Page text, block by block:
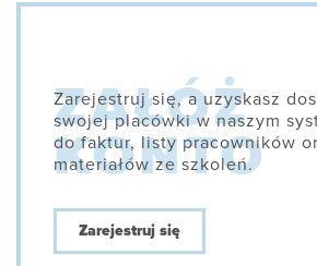
Zarejestruj się, a uzyskasz
swojej placówki w naszym
do faktur, listy pracowników
materiałów ze szkoleń.
Zarejestruj się